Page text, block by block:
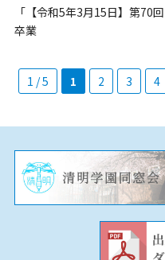
「【令和5年3月15日】第70回
卒業
1 / 5 1 2 3 4